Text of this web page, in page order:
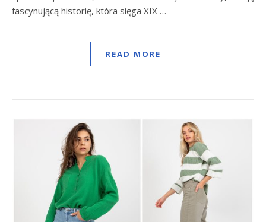
fascynującą historię, która sięga XIX …
READ MORE